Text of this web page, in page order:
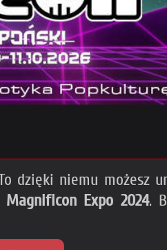
dzięki niemu możesz
Magnificon Expo 2024.